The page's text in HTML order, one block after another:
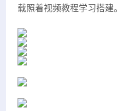
载照着视频教程学习搭建。